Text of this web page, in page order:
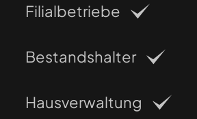
Filialbetriebe
Bestandshalter
Hausverwaltung